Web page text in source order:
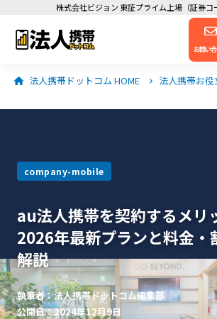
株式会社ビジョン 東証プライム上場（証券コ
お問い
法人携帯ドットコム HOME 法人携帯お
company-mobile
au法人携帯を契約するメリ
2026年最新プランと料金・
解説
執筆者：法人携帯ドットコム編集部
公開日：2024年12月9日